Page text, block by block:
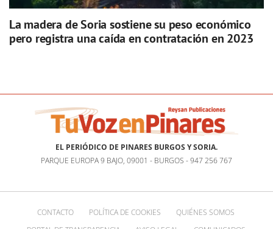
La madera de Soria sostiene su peso económico
pero registra una caída en contratación en 2023
EL PERIÓDICO DE PINARES BURGOS Y SORIA.
PARQUE EUROPA 9 BAJO, 09001 - BURGOS - 947 256 767
CONTACTO POLÍTICA DE COOKIES
QUIÉNES SOMOS